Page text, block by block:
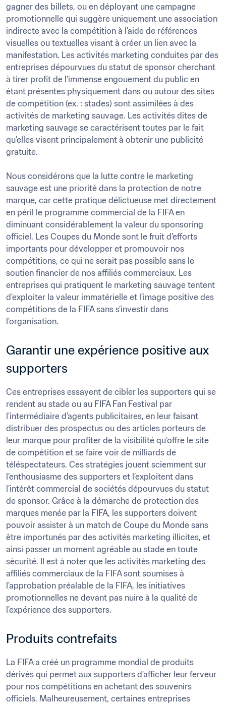
gagner des billets, ou en déployant une campagne
promotionnelle qui suggère uniquement une association
indirecte avec la compétition à l’aide de références
visuelles ou textuelles visant à créer un lien avec la
manifestation. Les activités marketing conduites par des
entreprises dépourvues du statut de sponsor cherchant
à tirer profit de l’immense engouement du public en
étant présentes physiquement dans ou autour des sites
de compétition (ex. : stades) sont assimilées à des
activités de marketing sauvage. Les activités dites de
marketing sauvage se caractérisent toutes par le fait
qu’elles visent principalement à obtenir une publicité
gratuite.
Nous considérons que la lutte contre le marketing
sauvage est une priorité dans la protection de notre
marque, car cette pratique délictueuse met directement
en péril le programme commercial de la FIFA en
diminuant considérablement la valeur du sponsoring
officiel. Les Coupes du Monde sont le fruit d’efforts
importants pour développer et promouvoir nos
compétitions, ce qui ne serait pas possible sans le
soutien financier de nos affiliés commerciaux. Les
entreprises qui pratiquent le marketing sauvage tentent
d’exploiter la valeur immatérielle et l’image positive des
compétitions de la FIFA sans s’investir dans
Garantir une expérience positive aux
supporters
Ces entreprises essayent de cibler les supporters qui se
rendent au stade ou au FIFA Fan Festival par
l’intermédiaire d’agents publicitaires, en leur faisant
distribuer des prospectus ou des articles porteurs de
leur marque pour profiter de la visibilité qu’offre le site
de compétition et se faire voir de milliards de
téléspectateurs. Ces stratégies jouent sciemment sur
l’enthousiasme des supporters et l’exploitent dans
l’intérêt commercial de sociétés dépourvues du statut
de sponsor. Grâce à la démarche de protection des
marques menée par la FIFA, les supporters doivent
pouvoir assister à un match de Coupe du Monde sans
être importunés par des activités marketing illicites, et
ainsi passer un moment agréable au stade en toute
sécurité. Il est à noter que les activités marketing des
affiliés commerciaux de la FIFA sont soumises à
l’approbation préalable de la FIFA, les initiatives
promotionnelles ne devant pas nuire à la qualité de
l’expérience des supporters.
Produits contrefaits
La FIFA a créé un programme mondial de produits
dérivés qui permet aux supporters d’afficher leur ferveur
pour nos compétitions en achetant des souvenirs
officiels. Malheureusement, certaines entreprises